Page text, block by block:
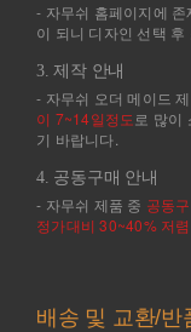
- 자무쉬 홈페이지에 존
이 되니 디자인 선택
3. 제작 안내
- 자무쉬 오더 메이드
이 7~14일정도 로 많이
기 바랍니다.
4. 공동구매 안내
- 자무쉬 제품 중 공동
정가대비 30~40% 저
배송 및 교환/반